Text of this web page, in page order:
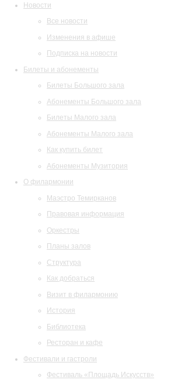
Новости
Все новости
Изменения в афише
Подписка на новости
Билеты и абонементы
Билеты Большого зала
Абонементы Большого зала
Билеты Малого зала
Абонементы Малого зала
Как купить билет
Абонементы Музитория
О филармонии
Маэстро Темирканов
Правовая информация
Оркестры
Планы залов
Структура
Как добраться
Визит в филармонию
История
Библиотека
Ресторан и кафе
Фестивали и гастроли
Фестиваль «Площадь Искусств»